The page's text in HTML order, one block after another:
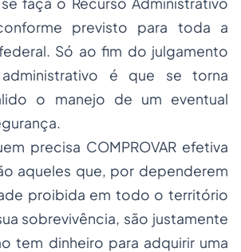
previsto para toda a
Só ao fim do julgamento
é que se torna
o manejo de um eventual
precisa COMPROVAR efetiva
aqueles que, por dependerem
proibida em todo o território
sobrevivência, são justamente
tem dinheiro para adquirir uma